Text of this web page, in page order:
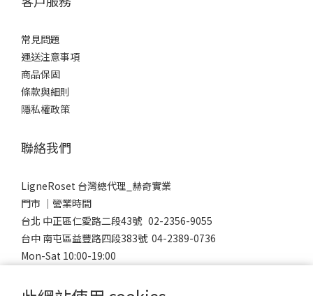
常見問題
運送注意事項
商品保固
條款與細則
隱私權政策
聯絡我們
LigneRoset 台灣總代理_赫奇實業
門市 │營業時間
台北 中正區仁愛路二段43號 02-2356-9055
台中 南屯區益豐路四段383號 04-2389-0736
Mon-Sat 10:00-19:00